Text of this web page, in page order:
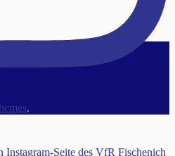
Seite des VfR Fischenich
.